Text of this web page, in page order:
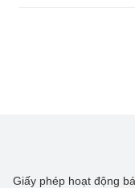
Giấy phép hoạt động